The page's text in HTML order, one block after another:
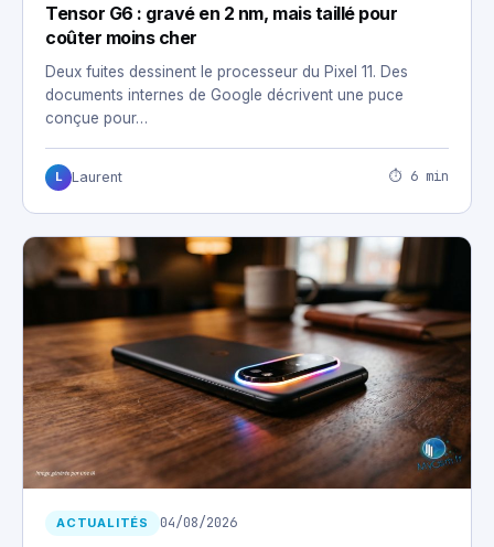
Tensor G6 : gravé en 2 nm, mais taillé pour
coûter moins cher
Deux fuites dessinent le processeur du Pixel 11. Des
documents internes de Google décrivent une puce
conçue pour…
L Laurent ⏱ 6 min
ACTUALITÉS 04/08/2026